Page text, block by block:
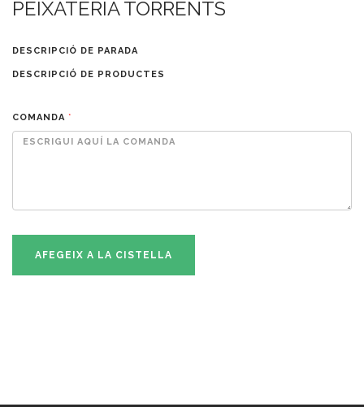
PEIXATERIA TORRENTS
DESCRIPCIÓ DE PARADA
DESCRIPCIÓ DE PRODUCTES
COMANDA *
AFEGEIX A LA CISTELLA